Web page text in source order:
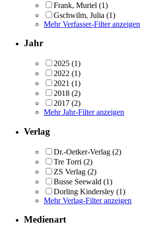
Frank, Muriel (1)
Gschwilm, Julia (1)
Mehr Verfasser-Filter anzeigen
Jahr
2025 (1)
2022 (1)
2021 (1)
2018 (2)
2017 (2)
Mehr Jahr-Filter anzeigen
Verlag
Dr.-Oetker-Verlag (2)
Tre Torri (2)
ZS Verlag (2)
Busse Seewald (1)
Dorling Kindersley (1)
Mehr Verlag-Filter anzeigen
Medienart